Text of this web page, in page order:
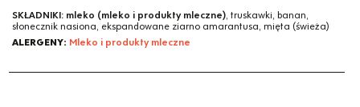
SKŁADNIKI: mleko (mleko i produkty mleczne), truskawki, banan,
słonecznik nasiona, ekspandowane ziarno amarantusa, mięta (świeża)
ALERGENY: Mleko i produkty mleczne